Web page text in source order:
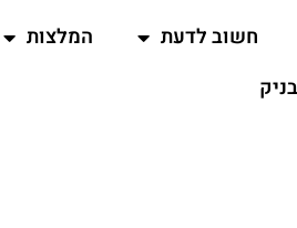
חשוב לדעת המלצות